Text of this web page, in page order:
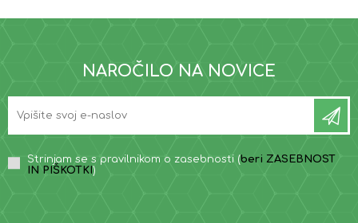
NAROČILO NA NOVICE
Strinjam se s pravilnikom o zasebnosti (beri ZASEBNOST
IN PIŠKOTKI )